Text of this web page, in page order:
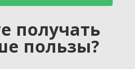
получать
пользы?